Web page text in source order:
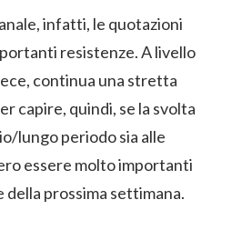
infatti, le quotazioni
resistenze. A livello
continua una stretta
capire, quindi, se la svolta
lungo periodo sia alle
essere molto importanti
della prossima settimana.